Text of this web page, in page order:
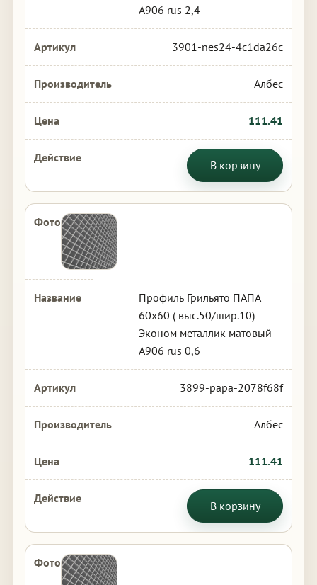
А906 rus 2,4
3901-nes24-4c1da26c
Албес
111.41
В корзину
Профиль Грильято ПАПА
60х60 ( выс.50/шир.10)
Эконом металлик матовый
А906 rus 0,6
3899-papa-2078f68f
Албес
111.41
В корзину